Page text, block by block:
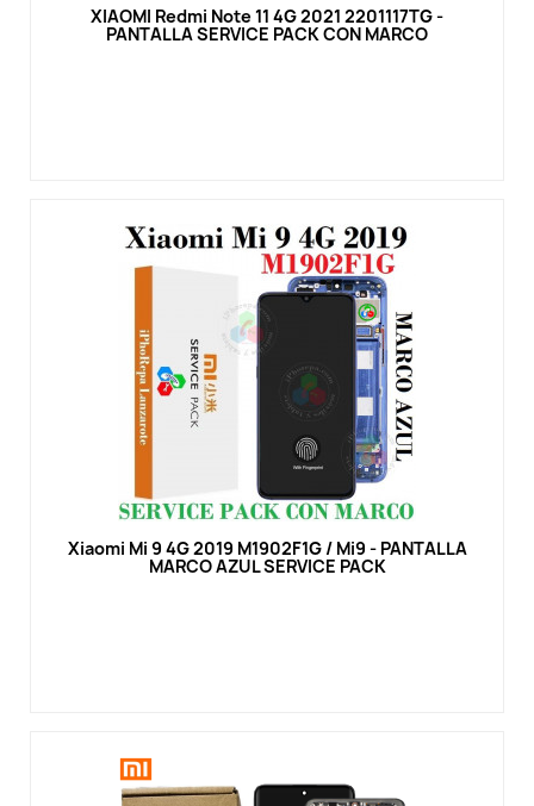
Vista rápida
XIAOMI Redmi Note 11 4G 2021 2201117TG -
PANTALLA SERVICE PACK CON MARCO
Vista rápida
Xiaomi Mi 9 4G 2019 M1902F1G / Mi9 - PANTALLA
MARCO AZUL SERVICE PACK